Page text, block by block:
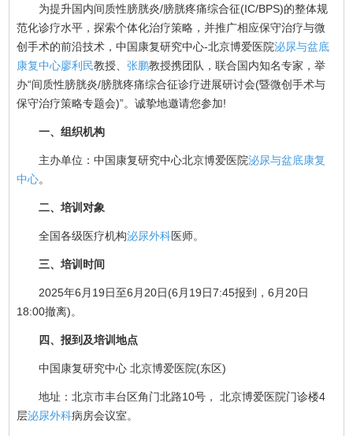
为提升国内间质性膀胱炎/膀胱疼痛综合征(IC/BPS)的整体规
范化诊疗水平，探索个体化治疗策略，并推广相应保守治疗与微
创手术的前沿技术，中国康复研究中心-北京博爱医院泌尿与盆底
康复中心廖利民教授、张鹏教授携团队，联合国内知名专家，举
办“间质性膀胱炎/膀胱疼痛综合征诊疗进展研讨会(暨微创手术与
保守治疗策略专题会)”。诚挚地邀请您参加!
一、组织机构
主办单位：中国康复研究中心北京博爱医院泌尿与盆底康复
中心。
二、培训对象
全国各级医疗机构泌尿外科医师。
三、培训时间
2025年6月19日至6月20日(6月19日7:45报到，6月20日
18:00撤离)。
四、报到及培训地点
中国康复研究中心 北京博爱医院(东区)
地址：北京市丰台区角门北路10号， 北京博爱医院门诊楼4
层泌尿外科病房会议室。